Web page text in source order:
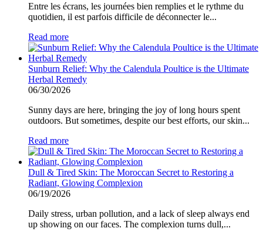
Entre les écrans, les journées bien remplies et le rythme du
quotidien, il est parfois difficile de déconnecter le...
Read more
Sunburn Relief: Why the Calendula Poultice is the Ultimate
Herbal Remedy
06/30/2026
Sunny days are here, bringing the joy of long hours spent
outdoors. But sometimes, despite our best efforts, our skin...
Read more
Dull & Tired Skin: The Moroccan Secret to Restoring a
Radiant, Glowing Complexion
06/19/2026
Daily stress, urban pollution, and a lack of sleep always end
up showing on our faces. The complexion turns dull,...